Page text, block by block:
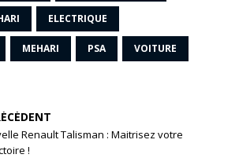
ELECTRIQUE
MEHARI PSA VOITURE
Renault Talisman : Maitrisez votre
!